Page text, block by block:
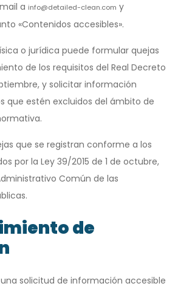
a info@detailed-clean.com y
«Contenidos accesibles».
o jurídica puede formular quejas
de los requisitos del Real Decreto
y solicitar información
que estén excluidos del ámbito de
que se registran conforme a los
por la Ley 39/2015 de 1 de octubre,
Común de las
de
solicitud de información accesible